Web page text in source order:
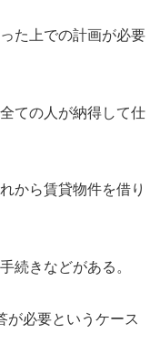
た上での計画が必要
ての人が納得して仕
から賃貸物件を借り
続きなどがある。
が必要というケース